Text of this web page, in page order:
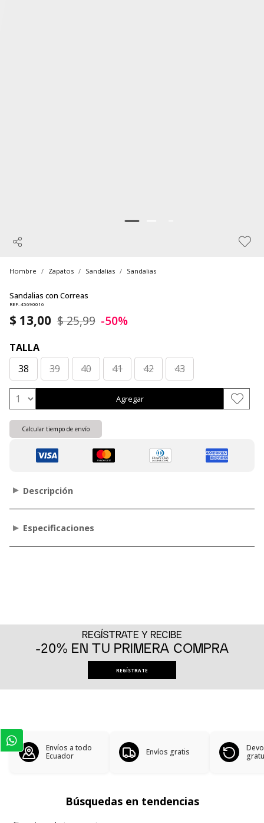
Hombre Zapatos Sandalias Sandalias
Sandalias con Correas
REF. 45690016
$ 13,00 $ 25,99 -50%
TALLA
38
39 40 41 42 43
Agregar
Calcular tiempo de envío
Descripción
Especificaciones
REGÍSTRATE Y RECIBE
-20% EN TU PRIMERA COMPRA
REGÍSTRATE
Envíos a todo
Ecuador
Envíos gratis
Búsquedas en tendencias